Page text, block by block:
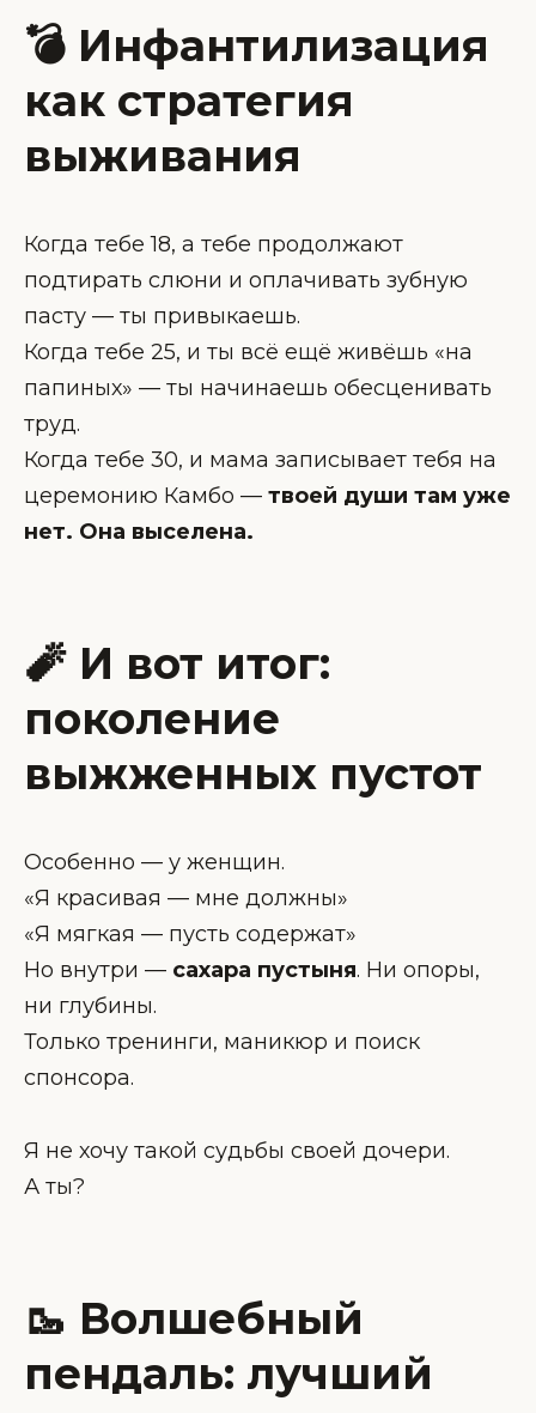
💣 Инфантилизация
как стратегия
выживания
Когда тебе 18, а тебе продолжают
подтирать слюни и оплачивать зубную
пасту — ты привыкаешь.
Когда тебе 25, и ты всё ещё живёшь «на
папиных» — ты начинаешь обесценивать
труд.
Когда тебе 30, и мама записывает тебя на
церемонию Камбо — твоей души там уже
нет. Она выселена.
🧨 И вот итог:
поколение
выжженных пустот
Особенно — у женщин.
«Я красивая — мне должны»
«Я мягкая — пусть содержат»
Но внутри — сахара пустыня. Ни опоры,
ни глубины.
Только тренинги, маникюр и поиск
спонсора.
Я не хочу такой судьбы своей дочери.
А ты?
🥾 Волшебный
пендаль: лучший